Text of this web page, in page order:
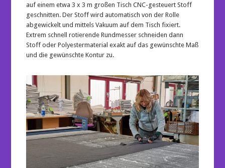
auf einem etwa 3 x 3 m großen Tisch CNC-gesteuert Stoff
geschnitten. Der Stoff wird automatisch von der Rolle
abgewickelt und mittels Vakuum auf dem Tisch fixiert.
Extrem schnell rotierende Rundmesser schneiden dann
Stoff oder Polyestermaterial exakt auf das gewünschte Maß
und die gewünschte Kontur zu.